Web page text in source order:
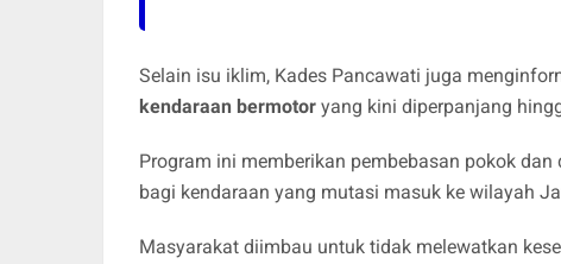
Selain isu iklim, Kades Pancawati juga
kendaraan bermotor yang kini diperpanjang
Program ini memberikan pembebasan pokok dan
bagi kendaraan yang mutasi masuk ke wilayah
Masyarakat diimbau untuk tidak melewatkan